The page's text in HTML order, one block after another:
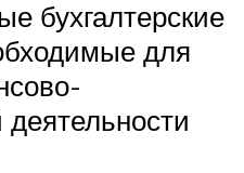
бухгалтерские
для